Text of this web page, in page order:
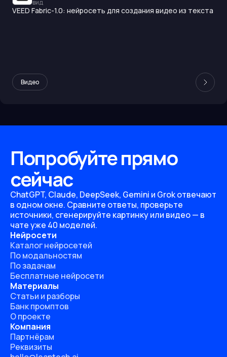
вид
VEED Fabric-1.0: нейросеть для создания видео из текста
Видео
Попробуйте прямо
сейчас
ChatGPT, Claude, DeepSeek, Gemini и Grok отвечают
в одном окне. Сравните ответы, проверьте
источники, сгенерируйте картинку или видео — в
чате уже 40 моделей.
Нейросети
Каталог нейросетей
По модальностям
По задачам
Бесплатные нейросети
Материалы
Статьи и разборы
Банк промптов
О проекте
Компания
Партнёрам
Реквизиты